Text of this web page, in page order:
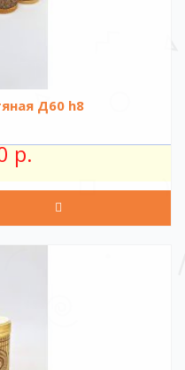
Д60 h8
р.